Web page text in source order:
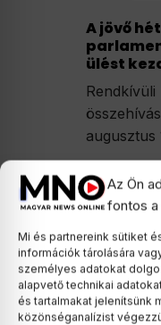
Az Ön
fontos a
Mi és partnereink sütiket
információk tárolására
személyes adatokat
alapvető technikai
és tartalmakat jelenítsünk
közönséganalízist
A jövő
ülést
augusztus